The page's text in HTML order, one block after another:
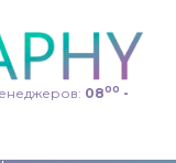
0800 -